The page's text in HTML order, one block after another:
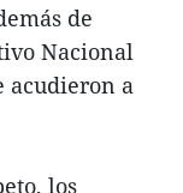
de
Nacional
acudieron a
los